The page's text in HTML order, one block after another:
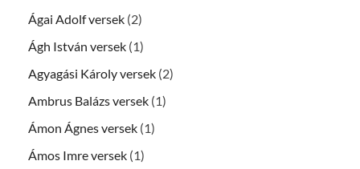
Ágai Adolf versek (2)
Ágh István versek (1)
Agyagási Károly versek (2)
Ambrus Balázs versek (1)
Ámon Ágnes versek (1)
Ámos Imre versek (1)